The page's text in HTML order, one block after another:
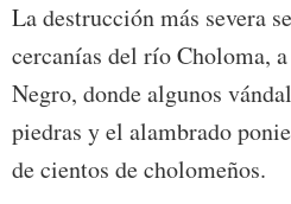
La destrucción más severa
cercanías del río Choloma,
Negro, donde algunos
piedras y el alambrado
de cientos de cholomeños.